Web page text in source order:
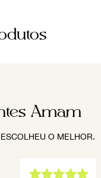
Amam
O MELHOR.